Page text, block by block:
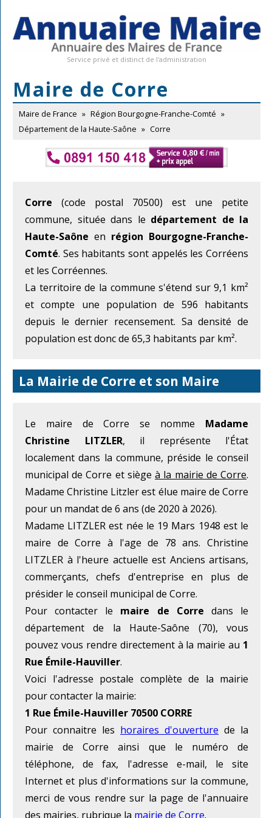
Service privé et distinct de l'administration
Maire de Corre
Maire de France » Région Bourgogne-Franche-Comté »
Département de la Haute-Saône » Corre
Corre (code postal 70500) est une petite
commune, située dans le département de la
Haute-Saône en région Bourgogne-Franche-
Comté. Ses habitants sont appelés les Corréens
et les Corréennes.
La territoire de la commune s'étend sur 9,1 km²
et compte une population de 596 habitants
depuis le dernier recensement. Sa densité de
population est donc de 65,3 habitants par km².
La Mairie de Corre et son Maire
Le maire de Corre se nomme Madame
Christine LITZLER, il représente l'État
localement dans la commune, préside le conseil
municipal de Corre et siègeà la mairie de Corre.
Madame Christine Litzler est élue maire de Corre
pour un mandat de 6 ans (de 2020 à 2026).
Madame LITZLER est née le 19 Mars 1948 est le
maire de Corre à l'age de 78 ans. Christine
LITZLER à l'heure actuelle est Anciens artisans,
commerçants, chefs d'entreprise en plus de
présider le conseil municipal de Corre.
Pour contacter le maire de Corre dans le
département de la Haute-Saône (70), vous
pouvez vous rendre directement à la mairie au 1
Rue Émile-Hauviller.
Voici l'adresse postale complète de la mairie
pour contacter la mairie:
1 Rue Émile-Hauviller 70500 CORRE
Pour connaitre les horaires d'ouverture de la
mairie de Corre ainsi que le numéro de
téléphone, de fax, l'adresse e-mail, le site
Internet et plus d'informations sur la commune,
merci de vous rendre sur la page de l'annuaire
des mairies, rubrique la mairie de Corre.